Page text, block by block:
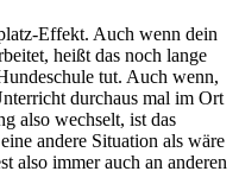
Effekt. Auch wenn dein
heißt das noch lange
tut. Auch wenn,
durchaus mal im Ort
also wechselt, ist das
andere Situation als wäre
also immer auch an anderen